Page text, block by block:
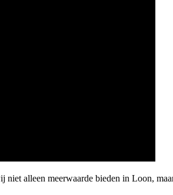
alleen meerwaarde bieden in Loon,